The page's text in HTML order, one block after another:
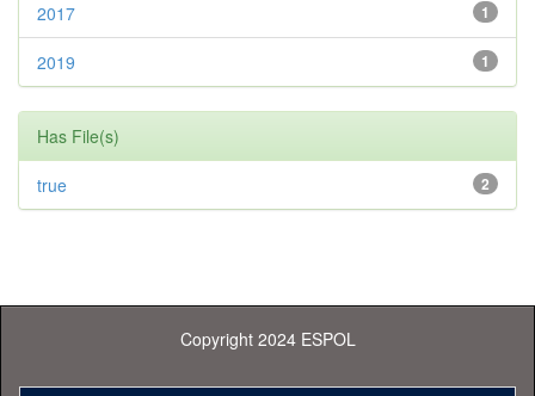
1
2017
1
2019
Has File(s)
2
true
Copyright 2024 ESPOL